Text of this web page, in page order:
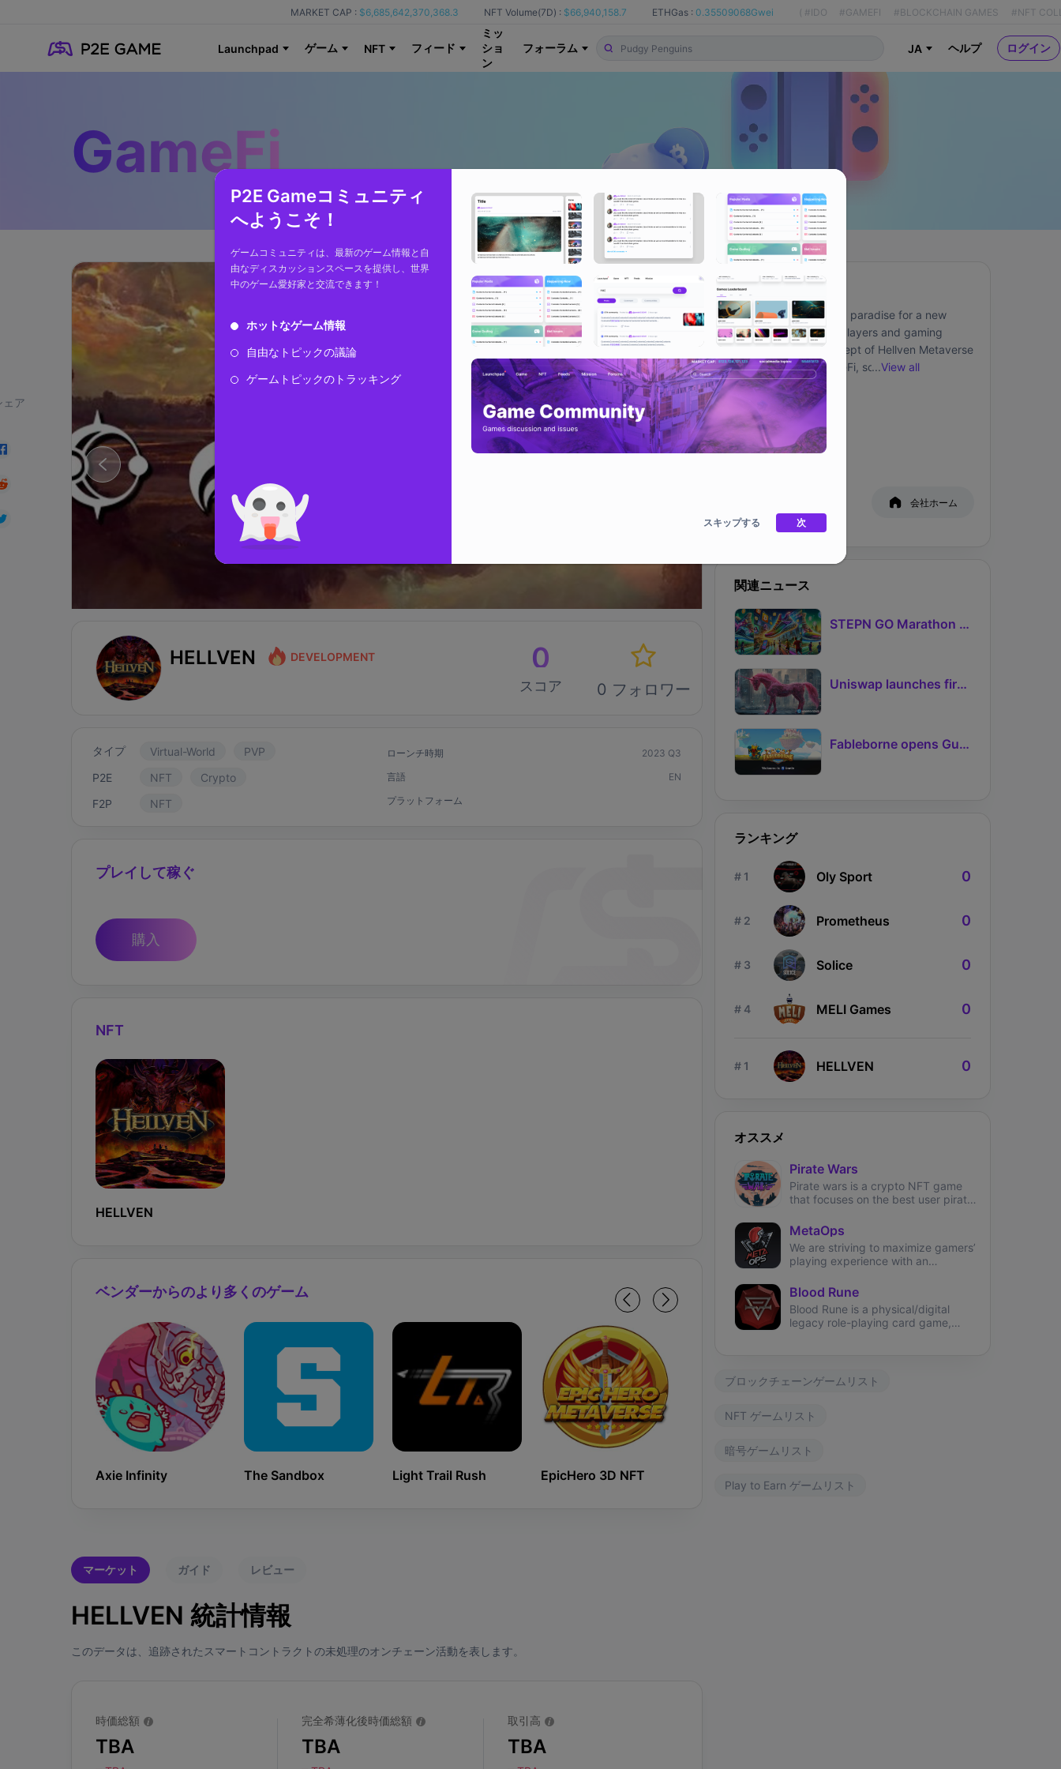
MARKET CAP : $6,685,642,370,368.3 NFT Volume(7D) : $66,940,158.7 ETHGas : 0.35509068Gwei ( #IDO #GAMEFI #BLOCKCHAIN GAMES #NFT
Launchpad ゲーム NFT フィード
ミッ
ショ
ン
フォーラム JA ヘルプ ログイン
P2E Gameコミュニティ
へようこそ！
ゲームコミュニティは、最新のゲーム情報と自
由なディスカッションスペースを提供し、世界
中のゲーム愛好家と交流できます！
ホットなゲーム情報
自由なトピックの議論
ゲームトピックのトラッキング
スキップする 次
GameFi
ェア
HELLVEN DEVELOPMENT 0
スコア 0 フォロワー
タイプ Virtual-World
PVP
P2E
NFT
Crypto
F2P
NFT
ローンチ時期
2023 Q3
言語
EN
プラットフォーム
プレイして稼ぐ
購入
NFT
HELLVEN
ベンダーからのより多くのゲーム
Axie Infinity The Sandbox Light Trail Rush EpicHero 3D NFT
マーケット ガイド レビュー
HELLVEN 統計情報
このデータは、追跡されたスマートコントラクトの未処理のオンチェーン活動を表します。
時価総額
TBA
完全希薄化後時価総額
TBA
取引高
TBA
About
Hellven Metaverse is a paradise for a new
generation of crypto players and gaming
enthusiasts. The concept of Hellven Metaverse
revolves around GameFi, social, 3D digital
space, and virtual assets, aiming to create a
creators’ metaverse. When users enter the
Hellven Metaverse, they not only experience
gaming but also socialize in virtual digital
space and participate in various themed
with a broader digital world, a more diverse
gaming experience, and more economic
...View all
SNS
会社ホーム
関連ニュース
STEPN GO Marathon Challenge Season 3: Sign-Ups Live With Teams and Missed-Day Insurance
Uniswap launches first Robinhood Chain launchpad
Fableborne opens Guild signups for Season 5 as Guilds 2.0 lifts the prize pool to 95%
ランキング
# 1 Oly Sport 0
# 2 Prometheus 0
# 3 Solice 0
# 4 MELI Games 0
# 1 HELLVEN 0
オススメ
Pirate Wars
Pirate wars is a crypto NFT game
that focuses on the best user pirate
MetaOps
We are striving to maximize gamers’
playing experience with an
shooter on Solana.
Blood Rune
Blood Rune is a physical/digital
legacy role-playing card game,
ブロックチェーンゲームリスト
NFT ゲームリスト
暗号ゲームリスト
Play to Earn ゲームリスト